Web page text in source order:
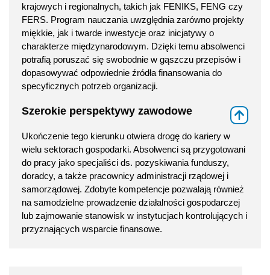
krajowych i regionalnych, takich jak FENIKS, FENG czy
FERS. Program nauczania uwzględnia zarówno projekty
miękkie, jak i twarde inwestycje oraz inicjatywy o
charakterze międzynarodowym. Dzięki temu absolwenci
potrafią poruszać się swobodnie w gąszczu przepisów i
dopasowywać odpowiednie źródła finansowania do
specyficznych potrzeb organizacji.
Szerokie perspektywy zawodowe
Ukończenie tego kierunku otwiera drogę do kariery w
wielu sektorach gospodarki. Absolwenci są przygotowani
do pracy jako specjaliści ds. pozyskiwania funduszy,
doradcy, a także pracownicy administracji rządowej i
samorządowej. Zdobyte kompetencje pozwalają również
na samodzielne prowadzenie działalności gospodarczej
lub zajmowanie stanowisk w instytucjach kontrolujących i
przyznających wsparcie finansowe.